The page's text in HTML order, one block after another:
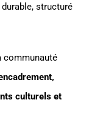
structuré
communauté
culturels et